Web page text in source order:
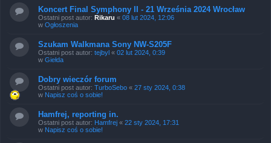
Koncert Final Symphony II - 21 Września 2024 Wrocław
Ostatni post autor: Rikaru « 08 lut 2024, 12:06
w Ogłoszenia
Szukam Walkmana Sony NW-S205F
Ostatni post autor: tejbyl « 02 lut 2024, 0:39
w Giełda
Dobry wieczór forum
Ostatni post autor: TurboSebo « 27 sty 2024, 0:38
w Napisz coś o sobie!
Hamfrej, reporting in.
Ostatni post autor: Hamfrej « 22 sty 2024, 17:31
w Napisz coś o sobie!